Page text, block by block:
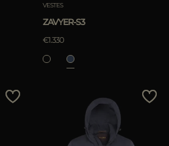
VESTES
ZAVYER-S3
€1.330